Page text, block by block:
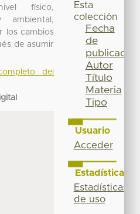
físico,
ambiental,
los cambios
de asumir
del
Esta
colección
Fecha
de
publicación
Autor
Título
Materia
Tipo
Usuario
Acceder
Estadísticas
Estadísticas
de uso